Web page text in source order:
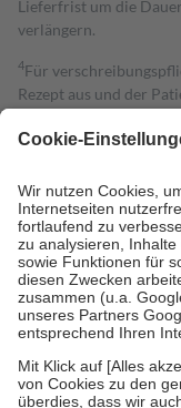
Lieferfrist um die
verlängern.
4Für
Rezept aus und der
Kosten dafür, der
Grundsätzlich leisten
Prozent des
höchstens zehn Euro.
Kosten der Leistung zu
Diese Regeln gelten
Bei Heilmitteln und
Zuzahlung zehn
Um das Engagement
stärken und die